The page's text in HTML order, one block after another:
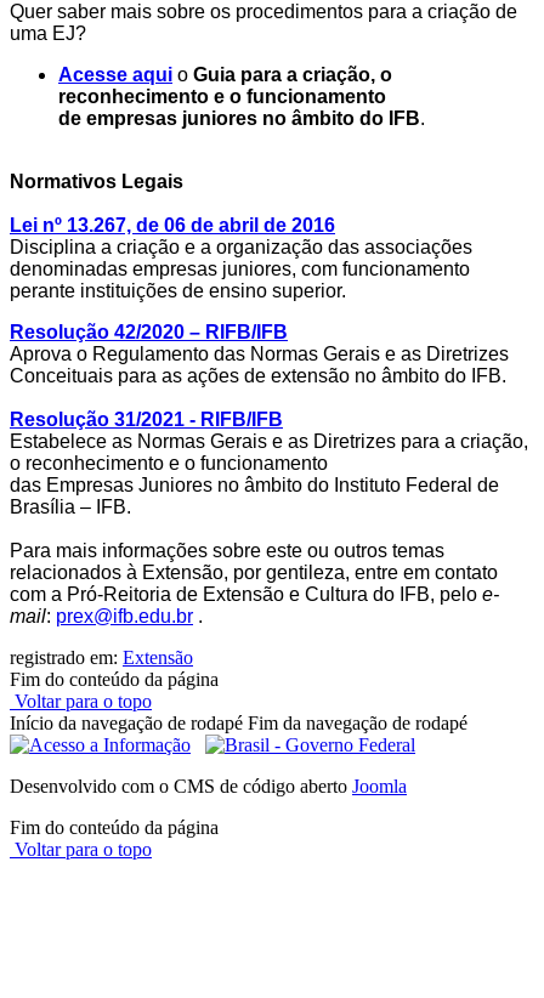
Quer saber mais sobre os procedimentos para a criação de
uma EJ?
Acesse aqui o Guia para a criação, o
reconhecimento e o funcionamento
de empresas juniores no âmbito do I FB.
Normativos Legais
Lei nº 13.267, de 06 de abril de 2016
Disciplina a criação e a organização das associações
denominadas empresas juniores, com funcionamento
perante instituições de ensino superior.
Resolução 42/2020 – RIFB/IFB
Aprova o Regulamento das Normas Gerais e as Diretrizes
Conceituais para as ações de extensão no âmbito do IFB.
Resolução 31/2021 - RIFB/IFB
Estabelece as Normas Gerais e as Diretrizes para a criação,
o reconhecimento e o funcionamento
das Empresas Juniores no âmbito do Instituto Federal de
Brasília – IFB.
Para mais informações sobre este ou outros temas
relacionados à Extensão, por gentileza, entre em contato
com a Pró-Reitoria de Extensão e Cultura do IFB, pelo e-
mail: prex@ifb.edu.br .
registrado em: Extensão
Fim do conteúdo da página
Voltar para o topo
Início da navegação de rodapé Fim da navegação de rodapé
Desenvolvido com o CMS de código aberto Joomla
Fim do conteúdo da página
Voltar para o topo